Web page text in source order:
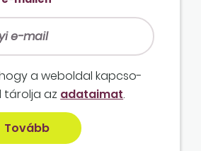
a weboldal kapcso­
tárolja az adataimat.